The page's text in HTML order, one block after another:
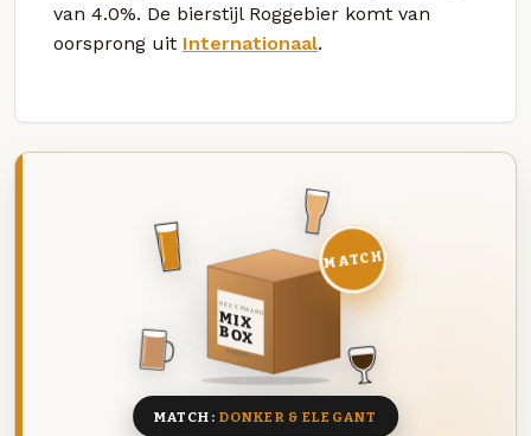
van 4.0%. De bierstijl Roggebier komt van
oorsprong uit Internationaal.
DEZE MAAND
MIX
BOX
8 BIEREN
MATCH
MATCH: DONKER & ELEGANT